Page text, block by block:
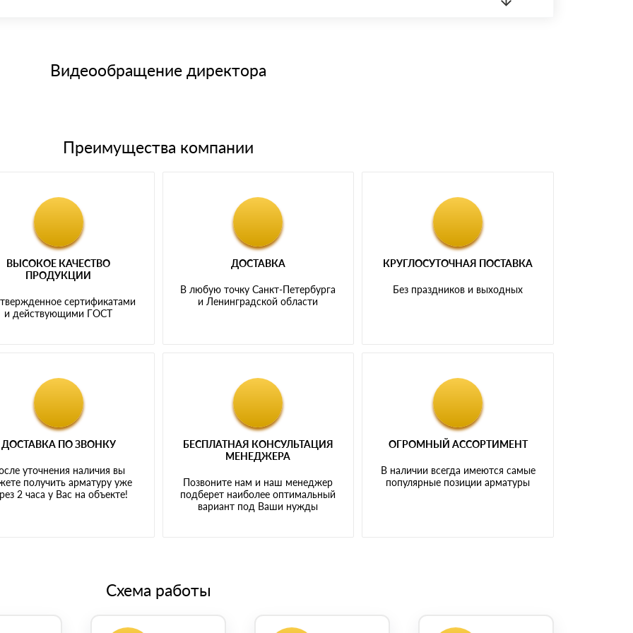
банковским картам
Видеообращение директора
Преимущества компании
ВЫСОКОЕ КАЧЕСТВО
ПРОДУКЦИИ
сертификатами
и действующими ГОСТ
ДОСТАВКА
В любую точку Санкт-Петербурга
и Ленинградской области
КРУГЛОСУТОЧНАЯ ПОСТАВКА
Без праздников и выходных
ДОСТАВКА ПО ЗВОНКУ
уточнения наличия вы
получить арматуру уже
2 часа у Вас на объекте!
БЕСПЛАТНАЯ КОНСУЛЬТАЦИЯ
МЕНЕДЖЕРА
Позвоните нам и наш менеджер
подберет наиболее оптимальный
вариант под Ваши нужды
ОГРОМНЫЙ АССОРТИМЕНТ
В наличии всегда имеются самые
популярные позиции арматуры
Схема работы